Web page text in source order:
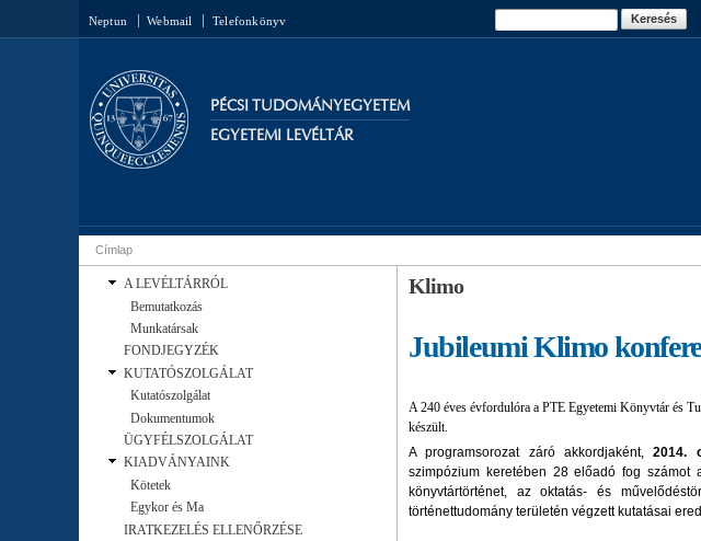
Neptun Webmail Telefonkönyv Keresés űrlap
PÉCSI TUDOMÁNYEGYETEM
EGYETEMI LEVÉLTÁR
Jelenlegi hely
Címlap
A LEVÉLTÁRRÓL
Bemutatkozás
Munkatársak
FONDJEGYZÉK
KUTATÓSZOLGÁLAT
Kutatószolgálat
Dokumentumok
ÜGYFÉLSZOLGÁLAT
KIADVÁNYAINK
Kötetek
Egykor és Ma
IRATKEZELÉS ELLENŐRZÉSE
Klimo
Jubileumi Klimo
A 240 éves évfordulóra a PTE Egyetemi Könyvtár és
készült.
A programsorozat záró akkordjaként,2014.
szimpózium keretében 28 előadó fog
könyvtártörténet, az oktatás- és
történettudomány területén végzett kutatásai